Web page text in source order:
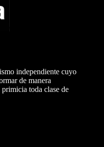
independiente cuyo
de manera
toda clase de